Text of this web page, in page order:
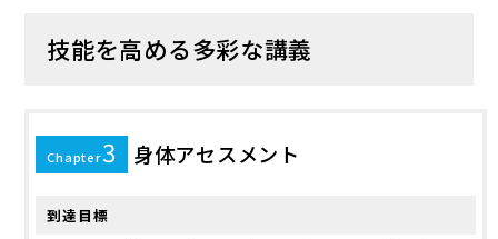
技能を高める多彩な講義
Chapter3 身体アセスメント
到達目標